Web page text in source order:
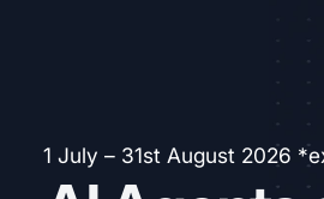
1 July – 31st August 2026